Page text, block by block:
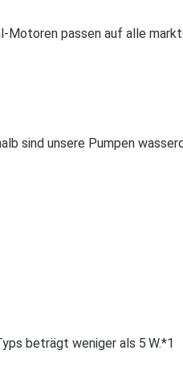
passen auf alle
sind unsere Pumpen
beträgt weniger als 5 W.*1